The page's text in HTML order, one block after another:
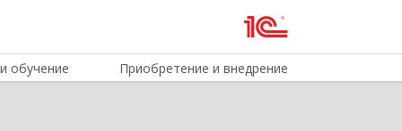
обучение Приобретение и внедрение